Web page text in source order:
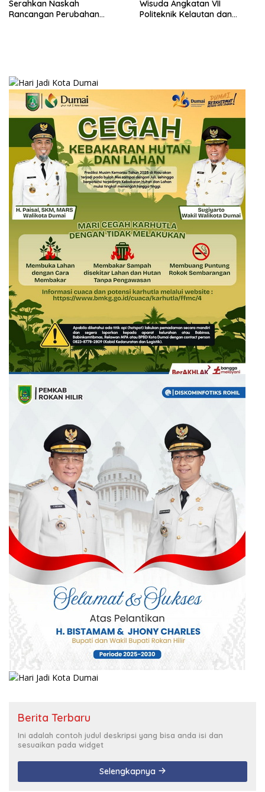
Serahkan Naskah
Rancangan Perubahan
Wisuda Angkatan VII
Politeknik Kelautan dan
Berita Terbaru
Ini adalah contoh judul deskripsi yang bisa anda isi dan
sesuaikan pada widget
Selengkapnya